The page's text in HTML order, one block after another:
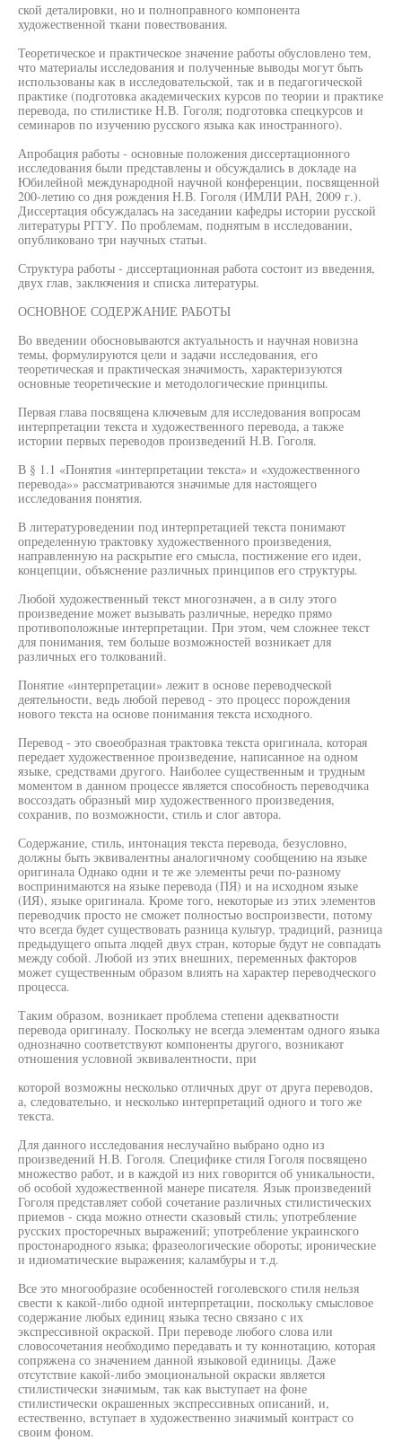
ской деталировки, но и полноправного компонента
художественной ткани повествования.
Теоретическое и практическое значение работы обусловлено тем,
что материалы исследования и полученные выводы могут быть
использованы как в исследовательской, так и в педагогической
практике (подготовка академических курсов по теории и практике
перевода, по стилистике Н.В. Гоголя; подготовка спецкурсов и
семинаров по изучению русского языка как иностранного).
Апробация работы - основные положения диссертационного
исследования были представлены и обсуждались в докладе на
Юбилейной международной научной конференции, посвященной
200-летию со дня рождения Н.В. Гоголя (ИМЛИ РАН, 2009 г.).
Диссертация обсуждалась на заседании кафедры истории русской
литературы РГГУ. По проблемам, поднятым в исследовании,
опубликовано три научных статьи.
Структура работы - диссертационная работа состоит из введения,
двух глав, заключения и списка литературы.
ОСНОВНОЕ СОДЕРЖАНИЕ РАБОТЫ
Во введении обосновываются актуальность и научная новизна
темы, формулируются цели и задачи исследования, его
теоретическая и практическая значимость, характеризуются
основные теоретические и методологические принципы.
Первая глава посвящена ключевым для исследования вопросам
интерпретации текста и художественного перевода, а также
истории первых переводов произведений Н.В. Гоголя.
В § 1.1 «Понятия «интерпретации текста» и «художественного
перевода»» рассматриваются значимые для настоящего
исследования понятия.
В литературоведении под интерпретацией текста понимают
определенную трактовку художественного произведения,
направленную на раскрытие его смысла, постижение его идеи,
концепции, объяснение различных принципов его структуры.
Любой художественный текст многозначен, а в силу этого
произведение может вызывать различные, нередко прямо
противоположные интерпретации. При этом, чем сложнее текст
для понимания, тем больше возможностей возникает для
различных его толкований.
Понятие «интерпретации» лежит в основе переводческой
деятельности, ведь любой перевод - это процесс порождения
нового текста на основе понимания текста исходного.
Перевод - это своеобразная трактовка текста оригинала, которая
передает художественное произведение, написанное на одном
языке, средствами другого. Наиболее существенным и трудным
моментом в данном процессе является способность переводчика
воссоздать образный мир художественного произведения,
сохранив, по возможности, стиль и слог автора.
Содержание, стиль, интонация текста перевода, безусловно,
должны быть эквивалентны аналогичному сообщению на языке
оригинала Однако одни и те же элементы речи по-разному
воспринимаются на языке перевода (ПЯ) и на исходном языке
(ИЯ), языке оригинала. Кроме того, некоторые из этих элементов
переводчик просто не сможет полностью воспроизвести, потому
что всегда будет существовать разница культур, традиций, разница
предыдущего опыта людей двух стран, которые будут не совпадать
между собой. Любой из этих внешних, переменных факторов
может существенным образом влиять на характер переводческого
процесса.
Таким образом, возникает проблема степени адекватности
перевода оригиналу. Поскольку не всегда элементам одного языка
однозначно соответствуют компоненты другого, возникают
отношения условной эквивалентности, при
которой возможны несколько отличных друг от друга переводов,
а, следовательно, и несколько интерпретаций одного и того же
текста.
Для данного исследования неслучайно выбрано одно из
произведений Н.В. Гоголя. Специфике стиля Гоголя посвящено
множество работ, и в каждой из них говорится об уникальности,
об особой художественной манере писателя. Язык произведений
Гоголя представляет собой сочетание различных стилистических
приемов - сюда можно отнести сказовый стиль; употребление
русских просторечных выражений; употребление украинского
простонародного языка; фразеологические обороты; иронические
и идиоматические выражения; каламбуры и т.д.
Все это многообразие особенностей гоголевского стиля нельзя
свести к какой-либо одной интерпретации, поскольку смысловое
содержание любых единиц языка тесно связано с их
экспрессивной окраской. При переводе любого слова или
словосочетания необходимо передавать и ту коннотацию, которая
сопряжена со значением данной языковой единицы. Даже
отсутствие какой-либо эмоциональной окраски является
стилистически значимым, так как выступает на фоне
стилистически окрашенных экспрессивных описаний, и,
естественно, вступает в художественно значимый контраст со
своим фоном.